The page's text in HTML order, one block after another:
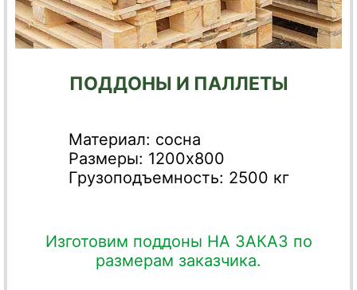
ПОДДОНЫ И ПАЛЛЕТЫ
Материал: сосна
Размеры: 1200х800
Грузоподъемность: 2500 кг
Изготовим поддоны НА ЗАКАЗ по
размерам заказчика.